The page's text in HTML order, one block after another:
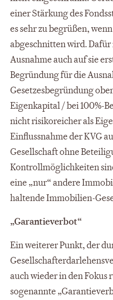
einer Stärkung des
es sehr zu begrüßen,
abgeschnitten wird. Dafür
Ausnahme auch auf sie
Begründung für die
Gesetzesbegründung
Eigenkapital / bei 100%-
nicht risikoreicher als
Einflussnahme der KVG
Gesellschaft ohne
Kontrollmöglichkeiten
eine „nur“ andere
haltende Immobilien-
„Garantieverbot“
Ein weiterer Punkt, der
auch wieder in den Fokus
sogenannte